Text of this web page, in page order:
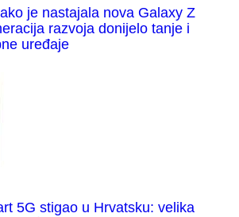
je nastajala nova Galaxy Z
razvoja donijelo tanje i
uređaje
5G stigao u Hrvatsku: velika